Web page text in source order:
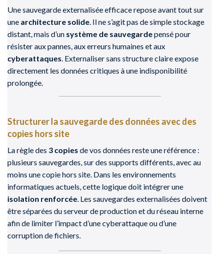
Une sauvegarde externalisée efficace repose avant tout sur
une architecture solide . Il ne s’agit pas de simple stockage
distant, mais d’un système de sauvegardepensé pour
résister aux pannes, aux erreurs humaines et aux
cyberattaques . Externaliser sans structure claire expose
directement les données critiques à une indisponibilité
prolongée.
Structurer la sauvegarde des données avec des
copies hors site
La règle des 3 copies de vos données reste une référence :
plusieurs sauvegardes, sur des supports différents, avec au
moins une copie hors site. Dans les environnements
informatiques actuels, cette logique doit intégrer une
isolation renforcée. Les sauvegardes externalisées doivent
être séparées du serveur de production et du réseau interne
afin de limiter l’impact d’une cyberattaque ou d’une
corruption de fichiers.